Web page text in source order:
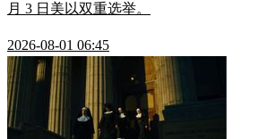
月 3 日美以双重选举。
2026-08-01 06:45